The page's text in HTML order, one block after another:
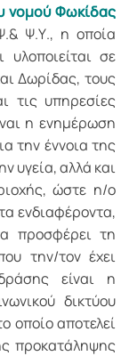
νομού Φωκίδας
Ψ.Υ., η οποία
υλοποιείται σε
Δωρίδας, τους
τις υπηρεσίες
η ενημέρωση
την έννοια της
υγεία, αλλά και
ώστε η/ο
ενδιαφέροντα,
προσφέρει τη
την/τον έχει
είναι η
δικτύου
οποίο αποτελεί
προκατάληψης